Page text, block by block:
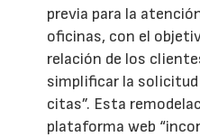
previa para la
oficinas, con el
relación de los
simplificar la
citas”. Esta
plataforma web